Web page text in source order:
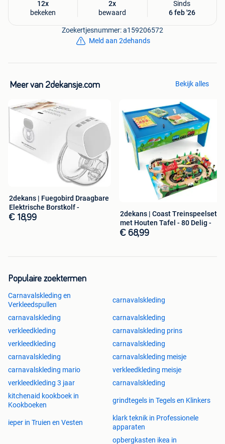
Is dit toch niet helemaal wat je zoekt? Dan kan je alles van
op onze website vinden.
12x
bekeken
2x
bewaard
Sinds
6 feb '26
Zoekertjesnummer: a159206572
Meld aan 2dehands
Meer van 2dekansje.com Bekijk alles
2dekans | Fuegobird Draagbare
Elektrische Borstkolf -
€ 18,99
2dekans | Coast Treinspeelset
met Houten Tafel - 80 Delig -
€ 68,99
Populaire zoektermen
Carnavalskleding en
Verkleedspullen
carnavalskleding
carnavalskleding
carnavalskleding
verkleedkleding
carnavalskleding prins
verkleedkleding
carnavalskleding
carnavalskleding
carnavalskleding meisje
carnavalskleding mario
verkleedkleding meisje
verkleedkleding 3 jaar
carnavalskleding
kitchenaid kookboek in
Kookboeken
grindtegels in Tegels en Klinkers
ieper in Truien en Vesten
klark teknik in Professionele
apparaten
opbergkasten ikea in